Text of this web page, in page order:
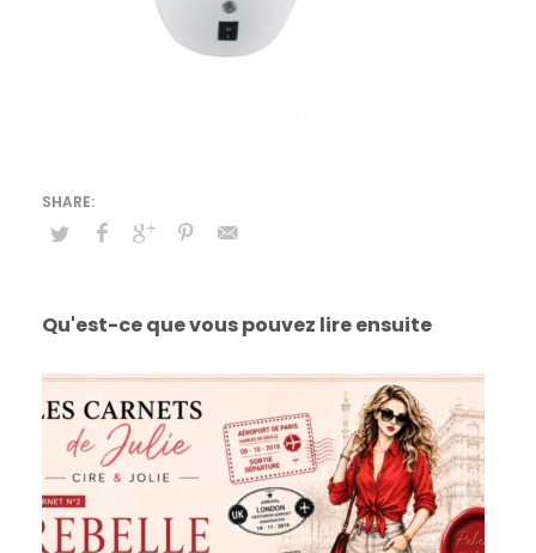
Qu'est-ce que vous pouvez lire ensuite